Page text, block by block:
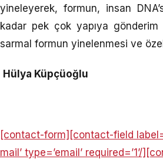
yineleyerek, formun, insan
kadar pek çok yapıya gönderim
sarmal formun yinelenmesi ve
Hülya Küpçüoğlu
[contact-form][contact-field
mail’ type=’email’ required=’1’/